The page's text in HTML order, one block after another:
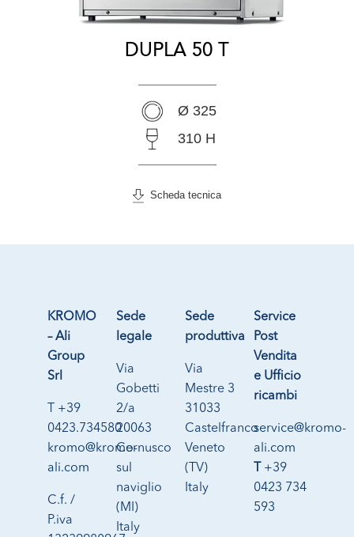
DUPLA 50 T
Ø 325
310 H
Scheda tecnica
KROMO
– Ali
Group
Srl
T +39
0423.734580
kromo@kromo-
ali.com
C.f. /
P.iva
Sede
legale
Via
Gobetti
2/a
20063
Cernusco
sul
naviglio
(MI)
Italy
Sede
produttiva
Via
Mestre 3
31033
Castelfranco
Veneto
(TV)
Italy
Service
Post
Vendita
e Ufficio
ricambi
service@kromo-
ali.com
T +39
0423 734
593